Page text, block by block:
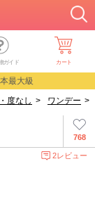
ガイド カート
最大級
度なし > ワンデー >
768
2レビュー